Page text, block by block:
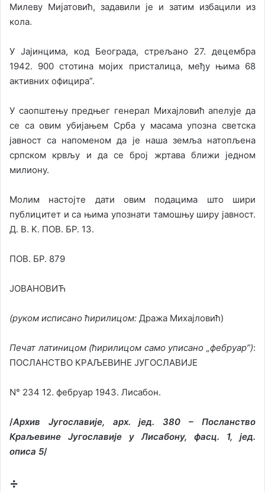
Милеву Мијатовић, задавили је и затим избацили из
кола.
У Јајинцима, код Београда, стрељано 27. децембра
1942. 900 стотина мојих присталица, међу њима 68
активних официра”.
У саопштењу предњег генерал Михајловић апелује да
се са овим убијањем Срба у масама упозна светска
јавност са напоменом да је наша земља натопљена
српском крвљу и да се број жртава ближи једном
милиону.
Молим настојте дати овим подацима што шири
публицитет и са њимa упознати тамошњу ширу јавност.
Д. В. K. ПОВ. БР. 13.
ПОВ. БР. 879
ЈОВАНОВИЋ
(руком исписано ћирилицом: Дрaжa Михajлoвић)
Печат латиницом(ћирилицом сaмo уписанo „фeбруар”):
ПOСЛAНСТВO КРAЉEВИНE JУГOСЛAВИJE
N° 234 12. фебруар 1943. Лисaбoн.
/Архив Југославије, арх. јед. 380 – Посланство
Краљевине Југославије у Лисабону, фасц. 1, јед.
описа 5/
÷